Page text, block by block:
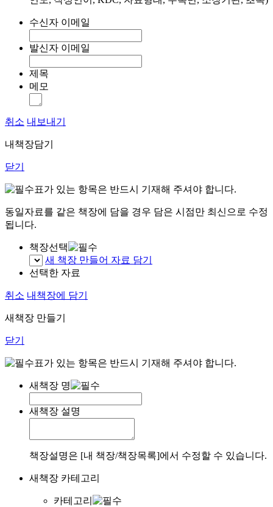
수신자 이메일
발신자 이메일
제목
메모
취소 내보내기
내책장담기
닫기
표가 있는 항목은 반드시 기재해 주셔야 합니다.
동일자료를 같은 책장에 담을 경우 담은 시점만 최신으로 수정
됩니다.
책장선택
새 책장 만들어 자료 담기
선택한 자료
취소 내책장에 담기
새책장 만들기
닫기
표가 있는 항목은 반드시 기재해 주셔야 합니다.
새책장 명
새책장 설명
책장설명은 [내 책장/책장목록]에서 수정할 수 있습니다.
새책장 카테고리
카테고리